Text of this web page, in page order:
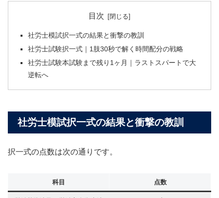
目次
社労士模試択一式の結果と衝撃の教訓
社労士試験択一式｜1肢30秒で解く時間配分の戦略
社労士試験本試験まで残り1ヶ月｜ラストスパートで大
逆転へ
社労士模試択一式の結果と衝撃の教訓
択一式の点数は次の通りです。
科目 点数